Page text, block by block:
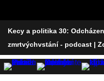
Kecy a politika 30:
zmrtvýchvstání - podcast |